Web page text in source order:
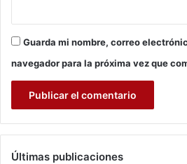
Guarda mi nombre, correo
navegador para la próxima vez que
Últimas publicaciones